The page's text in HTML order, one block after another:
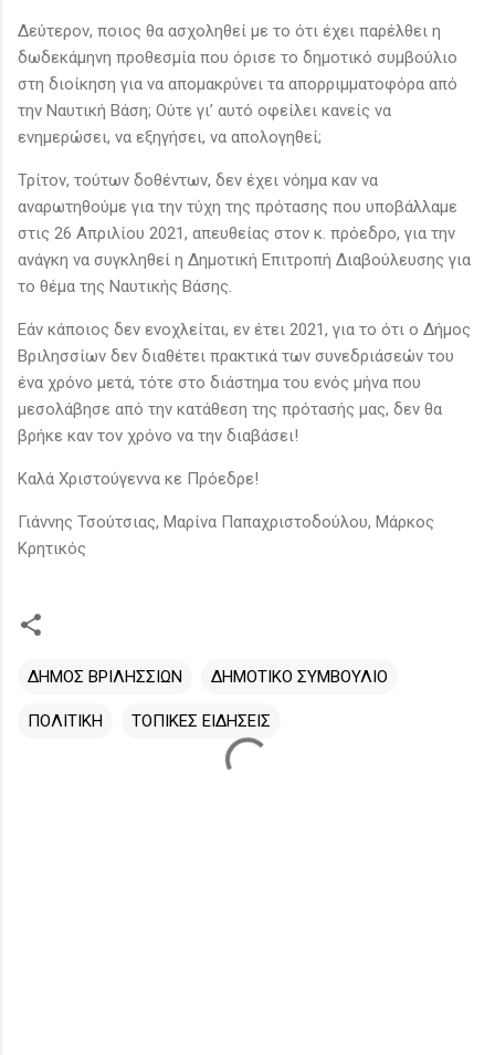
Δεύτερον, ποιος θα ασχοληθεί με το ότι έχει παρέλθει η
δωδεκάμηνη προθεσμία που όρισε το δημοτικό συμβούλιο
στη διοίκηση για να απομακρύνει τα απορριμματοφόρα από
την Ναυτική Βάση; Ούτε γι’ αυτό οφείλει κανείς να
ενημερώσει, να εξηγήσει, να απολογηθεί;
Τρίτον, τούτων δοθέντων, δεν έχει νόημα καν να
αναρωτηθούμε για την τύχη της πρότασης που υποβάλλαμε
στις 26 Απριλίου 2021, απευθείας στον κ. πρόεδρο, για την
ανάγκη να συγκληθεί η Δημοτική Επιτροπή Διαβούλευσης για
το θέμα της Ναυτικής Βάσης.
Εάν κάποιος δεν ενοχλείται, εν έτει 2021, για το ότι ο Δήμος
Βριλησσίων δεν διαθέτει πρακτικά των συνεδριάσεών του
ένα χρόνο μετά, τότε στο διάστημα του ενός μήνα που
μεσολάβησε από την κατάθεση της πρότασής μας, δεν θα
βρήκε καν τον χρόνο να την διαβάσει!
Καλά Χριστούγεννα κε Πρόεδρε!
Γιάννης Τσούτσιας, Μαρίνα Παπαχριστοδούλου, Μάρκος
Κρητικός
ΔΗΜΟΣ ΒΡΙΛΗΣΣΙΩΝ ΔΗΜΟΤΙΚΟ ΣΥΜΒΟΥΛΙΟ
ΠΟΛΙΤΙΚΗ ΤΟΠΙΚΕΣ ΕΙΔΗΣΕΙΣ